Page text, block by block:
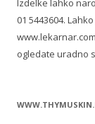
Izdelke lahko
01 5443604.
ogledate uradno